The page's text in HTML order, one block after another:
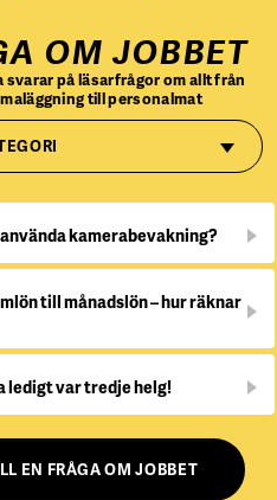
OM JOBBET
svarar på läsarfrågor om allt från
till personalmat
kamerabevakning?
till månadslön – hur räknar
ledigt var tredje helg!
EN FRÅGA OM JOBBET